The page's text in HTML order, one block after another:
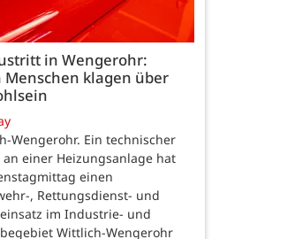
in Wengerohr:
Menschen klagen über
Wengerohr. Ein technischer
an einer Heizungsanlage hat
einen
, Rettungsdienst- und
im Industrie- und
Wittlich-Wengerohr